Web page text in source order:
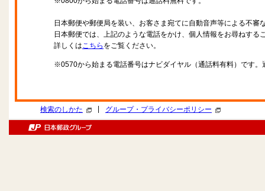
日本郵便や郵便局を装い、お客さま宛てに自動音声等による不審
日本郵便では、上記のような電話をかけ、個人情報をお尋ねする
詳しくはこちら をご覧ください。
※0570から始まる電話番号はナビダイヤル（通話料有料）です
検索のしかた グループ・プライバシーポリシー